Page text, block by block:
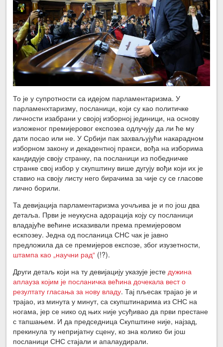
То је у супротности са идејом парламентаризма. У
парламенхтаризму, посланици, који су као политичке
личности изабрани у својој изборној јединици, на основу
изложеног премијеровог експозеа одлучују да ли ће му
дати посао или не. У Србији пак захваљујући накарадном
изборном закону и декадентној пракси, вођа на изборима
кандидује своју странку, па посланици из победничке
странке свој избор у скупштину више дугују вођи који их је
ставио на своју листу него бирачима за чије су се гласове
лично борили.
Та девијација парламентаризма уочљива је и по још два
детаља. Први је неукусна адорација коју су посланици
владајуће већине исказивали према премијеровом
ескпозеу. Једна од посланица СНС чак је јавно
предложила да се премијеров експозе, због изузетности,
штампа као „научни рад“ (!?).
Други детаљ који на ту девијацију указује јестедужина
аплауза којим је посланичка већина дочекала вест о
резултату гласања за нову владу. Тај пљесак трајао је и
трајао, из минута у минут, са скупштинарима из СНС на
ногама, јер се нико од њих није усуђивао да први престане
с тапшањем. И да председница Скупштине није, најзад,
прекинула ту непријатну сцену, ко зна колико би још
посланици СНС стајали и апалаудирали.